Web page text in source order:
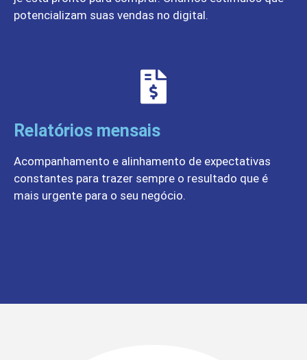
potencializam suas vendas no digital.
Relatórios mensais
Acompanhamento e alinhamento de expectativas
constantes para trazer sempre o resultado que é
mais urgente para o seu negócio.